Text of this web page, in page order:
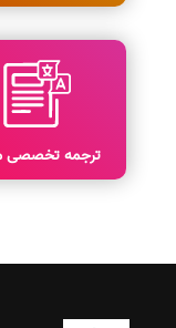
ترجمه تخصصی